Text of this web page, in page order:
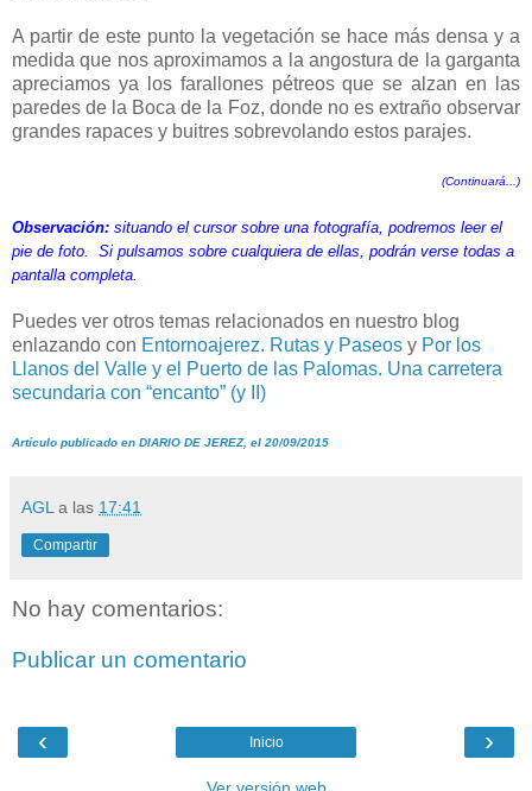
A partir de este punto la vegetación se hace más densa y a
medida que nos aproximamos a la angostura de la garganta
apreciamos ya los farallones pétreos que se alzan en las
paredes de la Boca de la Foz, donde no es extraño observar
grandes rapaces y buitres sobrevolando estos parajes.
(Continuará...)
Observación: situando el cursor sobre una fotografía, podremos leer el
pie de foto. Si pulsamos sobre cualquiera de ellas, podrán verse todas a
pantalla completa.
Puedes ver otros temas relacionados en nuestro blog
enlazando con Entornoajerez. Rutas y Paseos y Por los
Llanos del Valle y el Puerto de las Palomas. Una carretera
secundaria con “encanto” (y II)
Artículo publicado en DIARIO DE JEREZ, el 20/09/2015
AGL a las 17:41
Compartir
No hay comentarios:
Publicar un comentario
‹ ›
Inicio
Ver versión web